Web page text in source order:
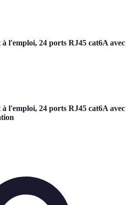
l'emploi, 24 ports RJ45 cat6A avec
l'emploi, 24 ports RJ45 cat6A avec